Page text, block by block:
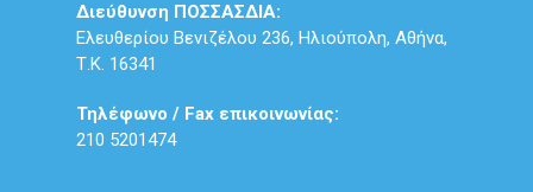
Διεύθυνση ΠΟΣΣΑΣΔΙΑ:
Ελευθερίου Βενιζέλου 236, Ηλιούπολη, Αθήνα,
Τ.Κ. 16341
Τηλέφωνο / Fax επικοινωνίας:
210 5201474